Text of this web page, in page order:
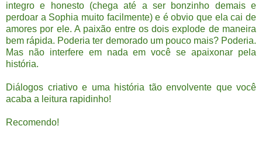
integro e honesto (chega até a ser bonzinho demais e
perdoar a Sophia muito facilmente) e é obvio que ela cai de
amores por ele. A paixão entre os dois explode de maneira
bem rápida. Poderia ter demorado um pouco mais? Poderia.
Mas não interfere em nada em você se apaixonar pela
história.
Diálogos criativo e uma história tão envolvente que você
acaba a leitura rapidinho!
Recomendo!